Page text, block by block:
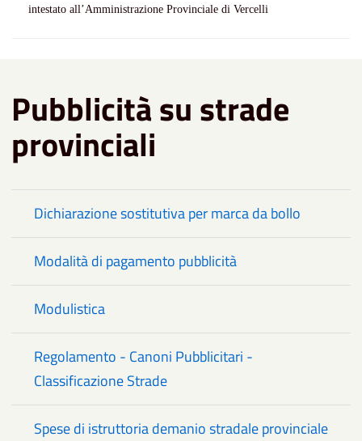
intestato all’Amministrazione Provinciale di Vercelli
Pubblicità su strade
provinciali
Dichiarazione sostitutiva per marca da bollo
Modalità di pagamento pubblicità
Modulistica
Regolamento - Canoni Pubblicitari -
Classificazione Strade
Spese di istruttoria demanio stradale provinciale